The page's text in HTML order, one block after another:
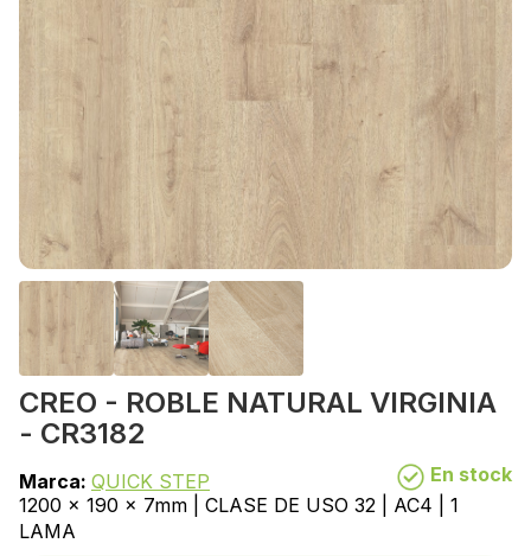
CREO - ROBLE NATURAL VIRGINIA
- CR3182
Marca: QUICK STEP
En stock
1200 x 190 x 7mm | CLASE DE USO 32 | AC4 | 1
LAMA